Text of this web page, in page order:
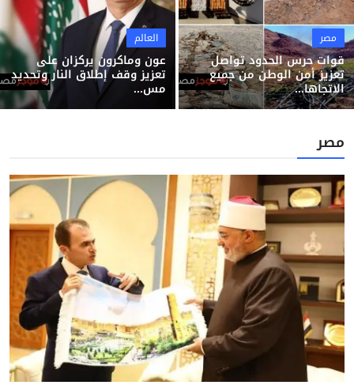
مصر
قوات حرس الحدود تواصل
تعزيز أمن الوطن من جميع
الاتجاها...
العالم
عون وماكرون يركزان على
تعزيز وقف إطلاق النار وتحديد
مس...
مصر